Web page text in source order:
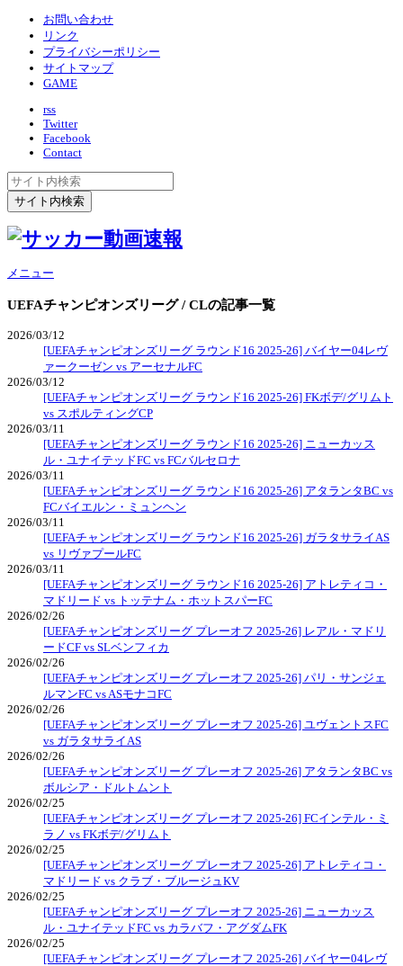
お問い合わせ
リンク
プライバシーポリシー
サイトマップ
GAME
rss
Twitter
Facebook
Contact
メニュー
UEFAチャンピオンズリーグ / CLの記事一覧
2026/03/12
[UEFAチャンピオンズリーグ ラウンド16 2025-26] バイヤー04レヴ
ァークーゼン vs アーセナルFC
2026/03/12
[UEFAチャンピオンズリーグ ラウンド16 2025-26] FKボデ/グリムト
vs スポルティングCP
2026/03/11
[UEFAチャンピオンズリーグ ラウンド16 2025-26] ニューカッス
ル・ユナイテッドFC vs FCバルセロナ
2026/03/11
[UEFAチャンピオンズリーグ ラウンド16 2025-26] アタランタBC vs
FCバイエルン・ミュンヘン
2026/03/11
[UEFAチャンピオンズリーグ ラウンド16 2025-26] ガラタサライAS
vs リヴァプールFC
2026/03/11
[UEFAチャンピオンズリーグ ラウンド16 2025-26] アトレティコ・
マドリード vs トッテナム・ホットスパーFC
2026/02/26
[UEFAチャンピオンズリーグ プレーオフ 2025-26] レアル・マドリ
ードCF vs SLベンフィカ
2026/02/26
[UEFAチャンピオンズリーグ プレーオフ 2025-26] パリ・サンジェ
ルマンFC vs ASモナコFC
2026/02/26
[UEFAチャンピオンズリーグ プレーオフ 2025-26] ユヴェントスFC
vs ガラタサライAS
2026/02/26
[UEFAチャンピオンズリーグ プレーオフ 2025-26] アタランタBC vs
ボルシア・ドルトムント
2026/02/25
[UEFAチャンピオンズリーグ プレーオフ 2025-26] FCインテル・ミ
ラノ vs FKボデ/グリムト
2026/02/25
[UEFAチャンピオンズリーグ プレーオフ 2025-26] アトレティコ・
マドリード vs クラブ・ブルージュKV
2026/02/25
[UEFAチャンピオンズリーグ プレーオフ 2025-26] ニューカッス
ル・ユナイテッドFC vs カラバフ・アグダムFK
2026/02/25
[UEFAチャンピオンズリーグ プレーオフ 2025-26] バイヤー04レヴ